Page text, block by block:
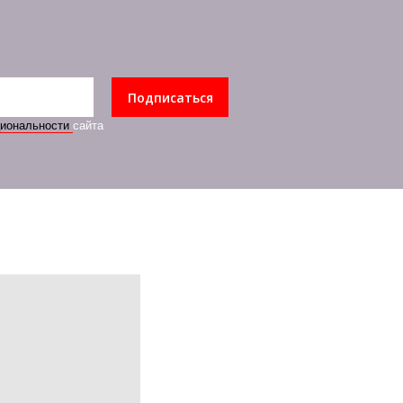
сайта
Подписаться